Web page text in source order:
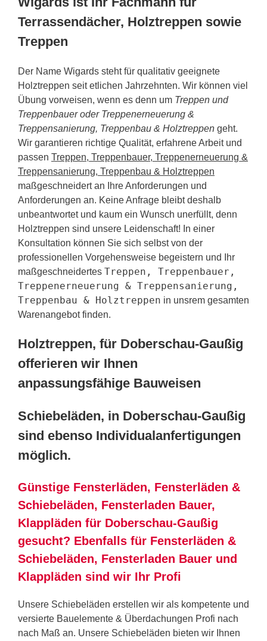
Terrassendächer, Holztreppen sowie
Treppen
Der Name Wigards steht für qualitativ geeignete
Holztreppen seit etlichen Jahrzehnten. Wir können viel
Übung vorweisen, wenn es denn um Treppen und
Treppenbauer oder Treppenerneuerung &
Treppensanierung, Treppenbau & Holztreppen geht.
Wir garantieren richtige Qualität, erfahrene Arbeit und
passen Treppen, Treppenbauer, Treppenerneuerung &
Treppensanierung, Treppenbau & Holztreppen
maßgeschneidert an Ihre Anforderungen und
Anforderungen an. Keine Anfrage bleibt deshalb
unbeantwortet und kaum ein Wunsch unerfüllt, denn
Holztreppen sind unsere Leidenschaft! In einer
Konsultation können Sie sich selbst von der
professionellen Vorgehensweise begeistern und Ihr
maßgeschneidertes Treppen, Treppenbauer,
Treppenerneuerung & Treppensanierung,
Treppenbau & Holztreppen in unsrem gesamten
Warenangebot finden.
Holztreppen, für Doberschau-Gaußig
offerieren wir Ihnen
anpassungsfähige Bauweisen
Schiebeläden, in Doberschau-Gaußig
sind ebenso Individualanfertigungen
möglich.
Günstige Fensterläden, Fensterläden &
Schiebeläden, Fensterladen Bauer,
Klappläden für Doberschau-Gaußig
gesucht? Ebenfalls für Fensterläden &
Schiebeläden, Fensterladen Bauer und
Klappläden sind wir Ihr Profi
Unsere Schiebeläden erstellen wir als kompetente und
versierte Bauelemente & Überdachungen Profi nach
nach Maß an. Unsere Schiebeläden bieten wir Ihnen